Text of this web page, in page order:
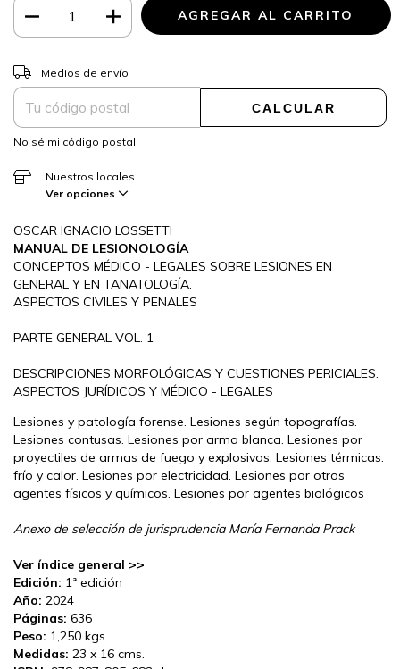
Entregas para el CP:
Medios de envío
CALCULAR
No sé mi código postal
Nuestros locales
Ver opciones
OSCAR IGNACIO LOSSETTI
MANUAL DE LESIONOLOGÍA
CONCEPTOS MÉDICO - LEGALES SOBRE LESIONES EN
GENERAL Y EN TANATOLOGÍA.
ASPECTOS CIVILES Y PENALES
PARTE GENERAL VOL. 1
DESCRIPCIONES MORFOLÓGICAS Y CUESTIONES PERICIALES.
ASPECTOS JURÍDICOS Y MÉDICO - LEGALES
Lesiones y patología forense. Lesiones según topografías.
Lesiones contusas. Lesiones por arma blanca. Lesiones por
proyectiles de armas de fuego y explosivos. Lesiones térmicas:
frío y calor. Lesiones por electricidad. Lesiones por otros
agentes físicos y químicos. Lesiones por agentes biológicos
Anexo de selección de jurisprudencia María Fernanda Prack
Ver índice general >>
Edición: 1ª edición
Año: 2024
Páginas: 636
Peso: 1,250 kgs.
Medidas: 23 x 16 cms.